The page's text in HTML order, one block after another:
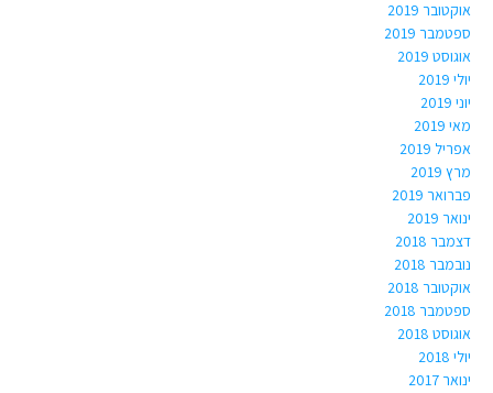
אוקטובר 2019
ספטמבר 2019
אוגוסט 2019
יולי 2019
יוני 2019
מאי 2019
אפריל 2019
מרץ 2019
פברואר 2019
ינואר 2019
דצמבר 2018
נובמבר 2018
אוקטובר 2018
ספטמבר 2018
אוגוסט 2018
יולי 2018
ינואר 2017